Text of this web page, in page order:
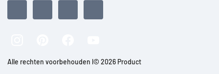
Alle rechten voorbehouden l© 2026 Product